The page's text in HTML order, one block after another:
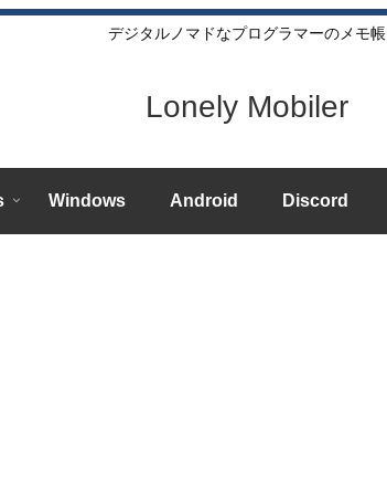
デジタルノマドなプログラマーのメモ帳
Lonely Mobiler
Windows Android Discord